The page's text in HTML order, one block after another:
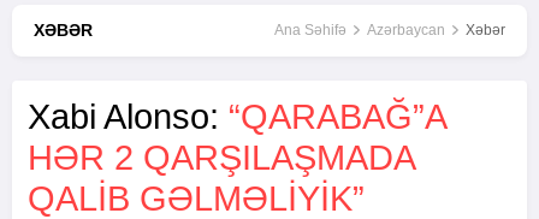
XƏBƏR Ana Səhifə Azərbaycan Xəbər
Xabi Alonso: “QARABAĞ”A
HƏR 2 QARŞILAŞMADA
QALIB GƏLMƏLIYIK”